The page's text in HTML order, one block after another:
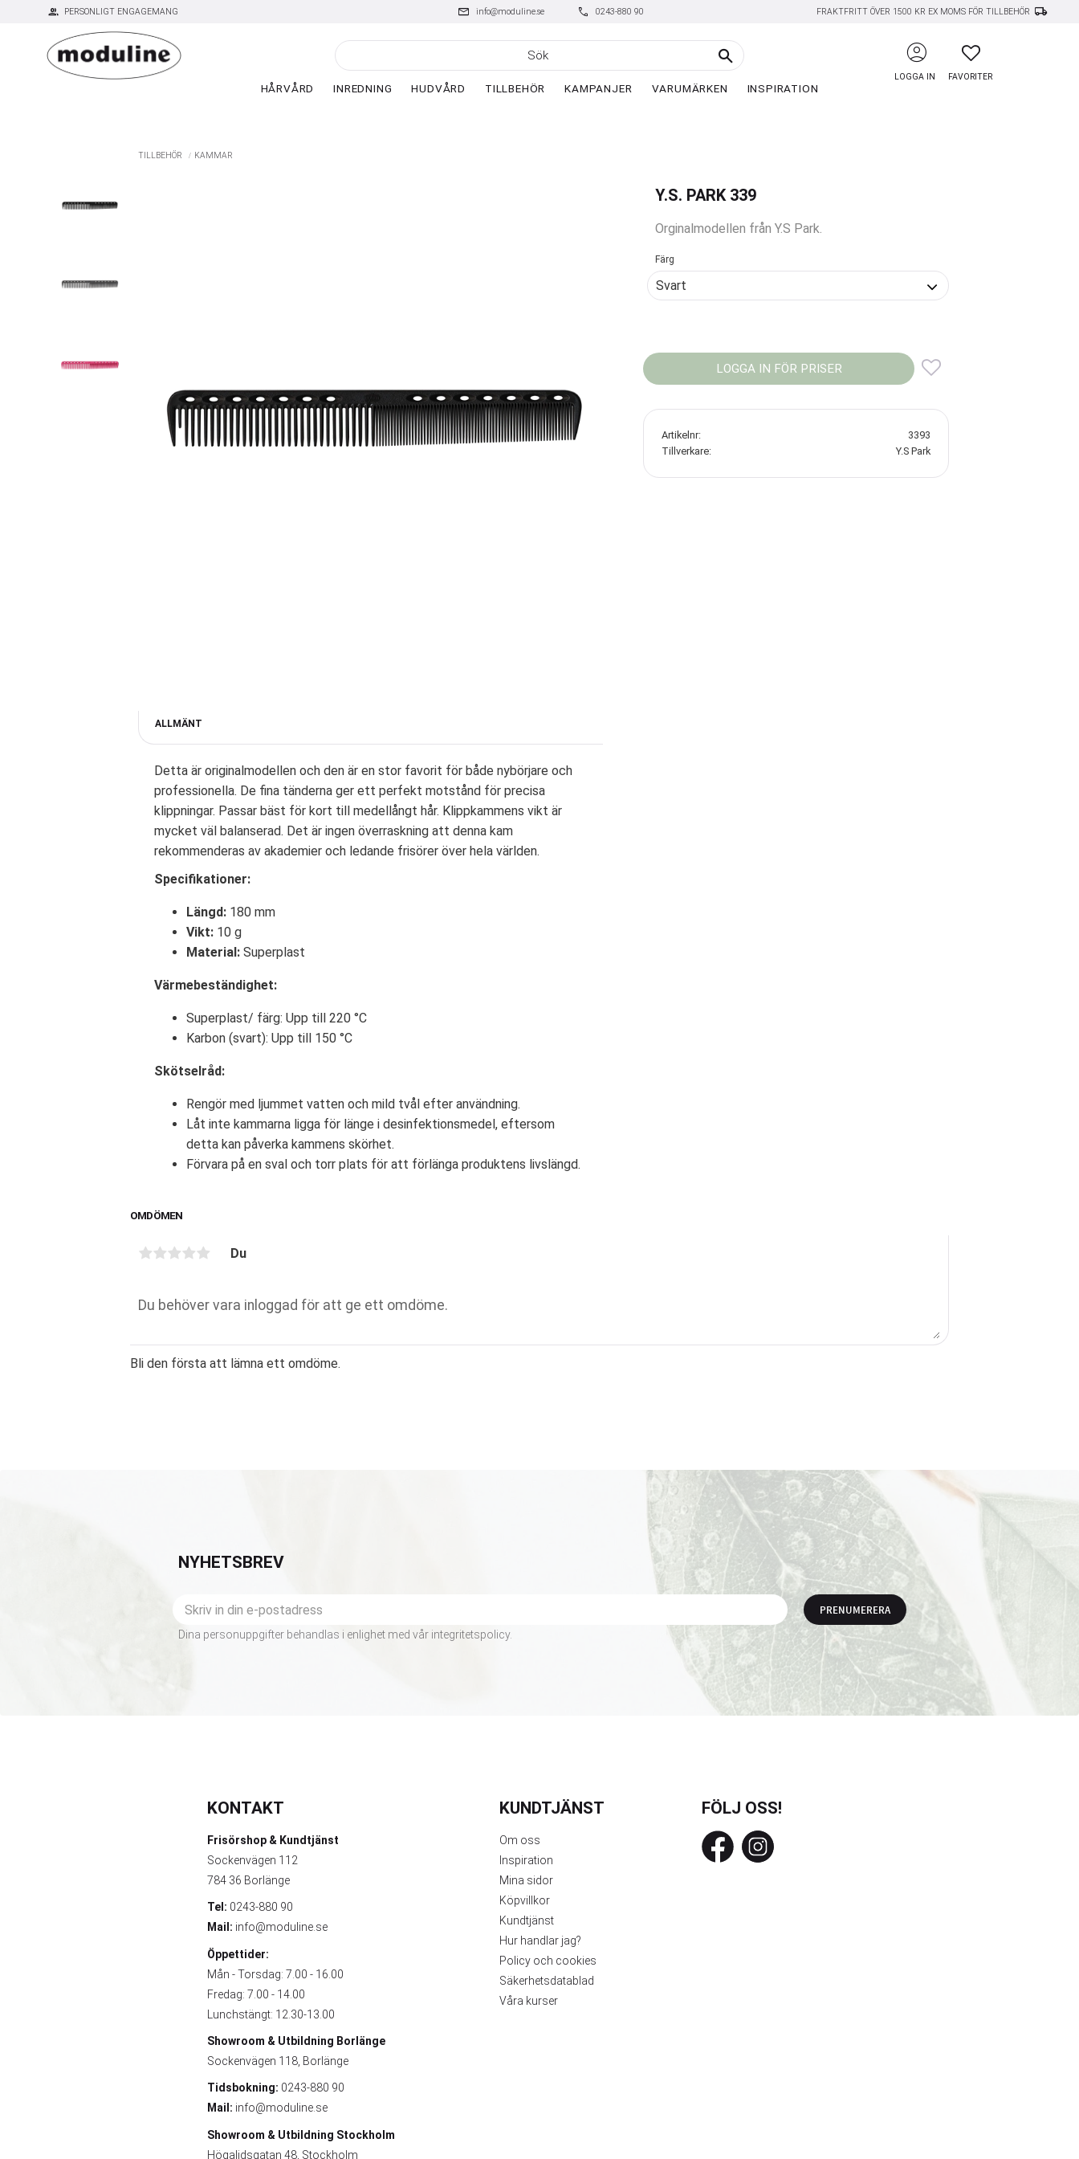
group PERSONLIGT ENGAGEMANG mail info@moduline.se phone 0243-880 90 FRAKTFRITT ÖVER 1500 KR EX MOMS FÖR TILLBEHÖR local_shipping
account_circle
LOGGA IN
FAVORITER
FAVORITER
HÅRVÅRD INREDNING HUDVÅRD TILLBEHÖR KAMPANJER VARUMÄRKEN INSPIRATION
TILLBEHÖR KAMMAR
Y.S. PARK 339
Orginalmodellen från Y.S Park.
Färg
LOGGA IN FÖR PRISER
Artikelnr
3393
Tillverkare
Y.S Park
ALLMÄNT
Detta är originalmodellen och den är en stor favorit för både nybörjare och
professionella. De fina tänderna ger ett perfekt motstånd för precisa
klippningar. Passar bäst för kort till medellångt hår. Klippkammens vikt är
mycket väl balanserad. Det är ingen överraskning att denna kam
rekommenderas av akademier och ledande frisörer över hela världen.
Specifikationer:
Längd: 180 mm
Vikt: 10 g
Material: Superplast
Värmebeständighet:
Superplast/ färg: Upp till 220 °C
Karbon (svart): Upp till 150 °C
Skötselråd:
Rengör med ljummet vatten och mild tvål efter användning.
Låt inte kammarna ligga för länge i desinfektionsmedel, eftersom
detta kan påverka kammens skörhet.
Förvara på en sval och torr plats för att förlänga produktens livslängd.
OMDÖMEN
Du
Bli den första att lämna ett omdöme.
NYHETSBREV
PRENUMERERA
Dina personuppgifter behandlas i enlighet med vår integritetspolicy.
KONTAKT
Frisörshop & Kundtjänst
Sockenvägen 112
784 36 Borlänge
Tel: 0243-880 90
Mail: info@moduline.se
Öppettider:
Mån - Torsdag: 7.00 - 16.00
Fredag: 7.00 - 14.00
Lunchstängt: 12.30-13.00
Showroom & Utbildning Borlänge
Sockenvägen 118, Borlänge
Tidsbokning: 0243-880 90
Mail: info@moduline.se
Showroom & Utbildning Stockholm
Högalidsgatan 48, Stockholm
KUNDTJÄNST
Om oss
Inspiration
Mina sidor
Köpvillkor
Kundtjänst
Hur handlar jag?
Policy och cookies
Säkerhetsdatablad
Våra kurser
FÖLJ OSS!